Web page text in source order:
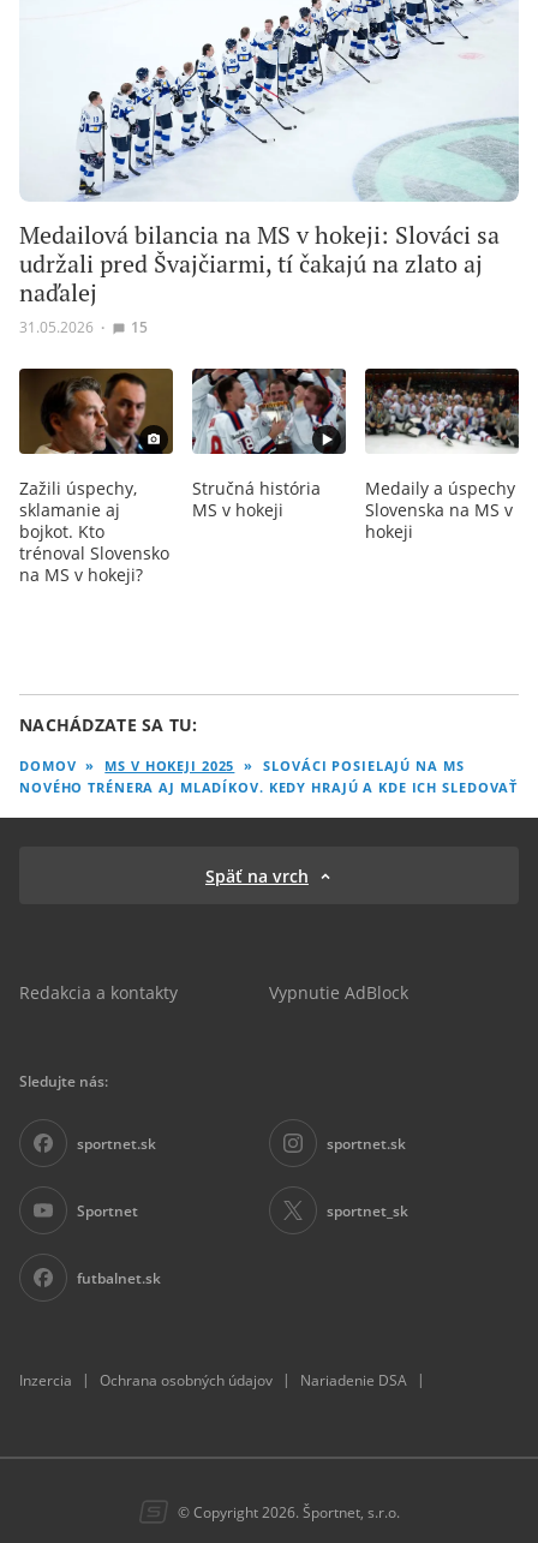
Medailová bilancia na MS v hokeji: Slováci sa
udržali pred Švajčiarmi, tí čakajú na zlato aj
naďalej
31.05.2026 ∙ 15
Zažili úspechy,
sklamanie aj
bojkot. Kto
trénoval Slovensko
na MS v hokeji?
Stručná história
MS v hokeji
Medaily a úspechy
Slovenska na MS v
hokeji
NACHÁDZATE SA TU:
DOMOV » MS V HOKEJI 2025 »
SLOVÁCI POSIELAJÚ NA MS
NOVÉHO TRÉNERA AJ MLADÍKOV. KEDY HRAJÚ A KDE ICH SLEDOVAŤ
Späť na vrch
Redakcia a kontakty Vypnutie AdBlock
Sledujte nás:
sportnet.sk sportnet.sk
Sportnet sportnet_sk
futbalnet.sk
Inzercia | Ochrana osobných údajov | Nariadenie DSA |
© Copyright 2026. Športnet, s.r.o.